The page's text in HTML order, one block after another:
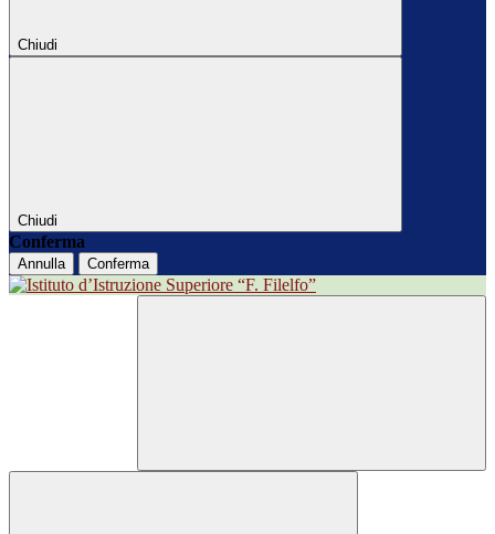
Chiudi
Chiudi
Conferma
Annulla Conferma